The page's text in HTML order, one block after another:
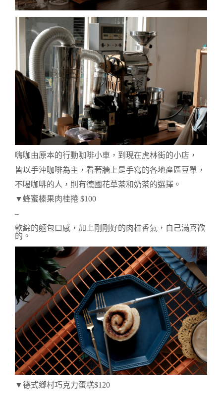
嗨咖由原本的行動咖啡小車，到現在虎林街的小店，
皆以手沖咖啡為主，看著牆上是手寫的各地產區豆單，
不喝咖啡的人，則有德國花草茶和奶茶的選擇。
▼蜂蜜榛果肉桂捲 $100
–
軟綿的麵包口感，加上剛剛好的肉桂香氣，自己滿喜歡
的。
▼德式鄉村巧克力蛋糕$120